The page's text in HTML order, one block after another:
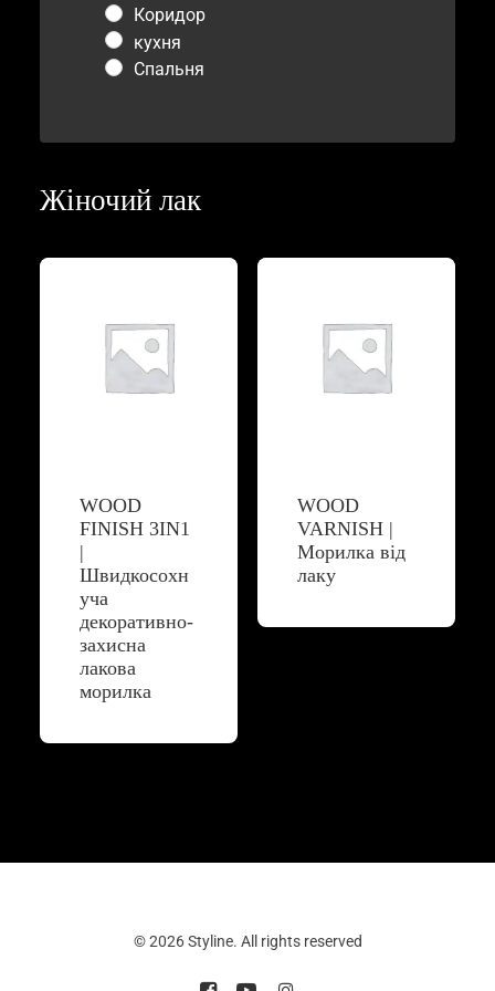
Коридор
кухня
Спальня
Жіночий лак
WOOD
FINISH 3IN1
|
Швидкосохн
уча
декоративно-
захисна
лакова
морилка
WOOD
VARNISH |
Морилка від
лаку
© 2026 Styline. All rights reserved